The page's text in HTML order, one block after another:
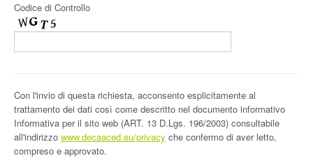
Codice di Controllo
Con l'invio di questa richiesta, acconsento esplicitamente al
trattamento dei dati così come descritto nel documento informativo
Informativa per il sito web (ART. 13 D.Lgs. 196/2003) consultabile
all'indirizzo www.decaaced.eu/privacy che confermo di aver letto,
compreso e approvato.